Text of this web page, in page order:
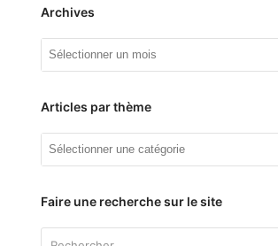
Archives
Articles par thème
Articles
Faire une recherche sur le site